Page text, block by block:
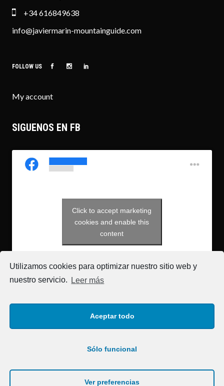
Utilizamos cookies para optimizar nuestro sitio web y
nuestro servicio.
Leer más
Aceptar todo
Sólo funcional
Ver preferencias
+34 616849638
info@javiermarin-mountainguide.com
FOLLOW US
My account
SIGUENOS EN FB
javiermarinmountainguide
Click to accept marketing
cookies and enable this
content